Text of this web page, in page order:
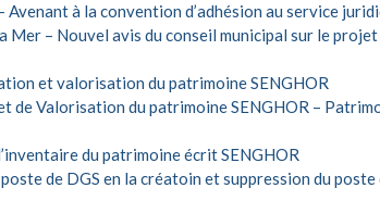
à la convention d’adhésion au service
Mer – Nouvel avis du conseil municipal sur le
et valorisation du patrimoine SENGHOR
Valorisation du patrimoine SENGHOR –
du patrimoine écrit SENGHOR
de DGS en la créatoin et suppression du poste